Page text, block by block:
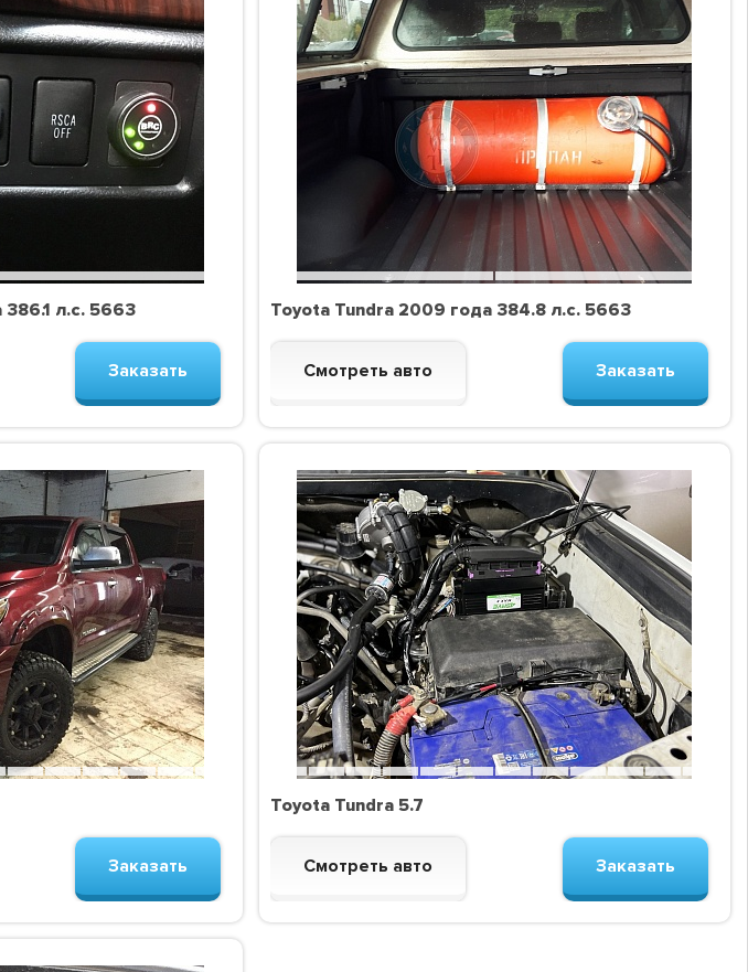
л.с. 5663
Заказать
Toyota Tundra 2009 года 384.8 л.с. 5663
Смотреть авто Заказать
Заказать
Toyota Tundra 5.7
Смотреть авто Заказать